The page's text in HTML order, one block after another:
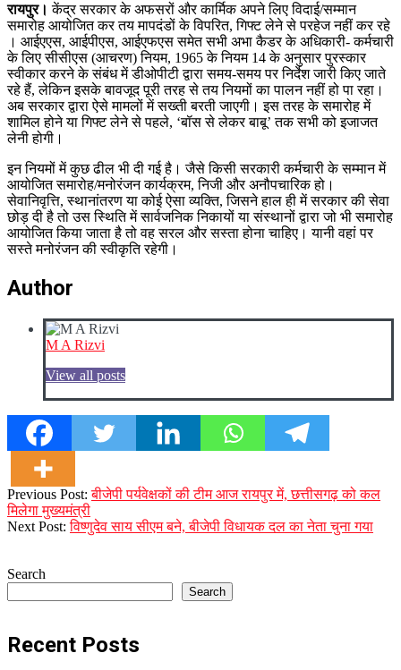
रायपुर। केंद्र सरकार के अफसरों और कार्मिक अपने लिए विदाई/सम्मान
समारोह आयोजित कर तय मापदंडों के विपरित, गिफ्ट लेने से परहेज नहीं कर रहे
। आईएएस, आईपीएस, आईएफएस समेत सभी अभा कैडर के अधिकारी- कर्मचारी
के लिए सीसीएस (आचरण) नियम, 1965 के नियम 14 के अनुसार पुरस्कार
स्वीकार करने के संबंध में डीओपीटी द्वारा समय-समय पर निर्देश जारी किए जाते
रहे हैं, लेकिन इसके बावजूद पूरी तरह से तय नियमों का पालन नहीं हो पा रहा।
अब सरकार द्वारा ऐसे मामलों में सख्ती बरती जाएगी। इस तरह के समारोह में
शामिल होने या गिफ्ट लेने से पहले, ‘बॉस से लेकर बाबू’ तक सभी को इजाजत
लेनी होगी।
इन नियमों में कुछ ढील भी दी गई है। जैसे किसी सरकारी कर्मचारी के सम्मान में
आयोजित समारोह/मनोरंजन कार्यक्रम, निजी और अनौपचारिक हो।
सेवानिवृत्ति, स्थानांतरण या कोई ऐसा व्यक्ति, जिसने हाल ही में सरकार की सेवा
छोड़ दी है तो उस स्थिति में सार्वजनिक निकायों या संस्थानों द्वारा जो भी समारोह
आयोजित किया जाता है तो वह सरल और सस्ता होना चाहिए। यानी वहां पर
सस्ते मनोरंजन की स्वीकृति रहेगी।
Author
M A Rizvi
View all posts
2023-
12-
09
Previous Post:बीजेपी पर्यवेक्षकों की टीम आज रायपुर में, छत्तीसगढ़ को कल
मिलेगा मुख्यमंत्री
Next Post:विष्णुदेव साय सीएम बने, बीजेपी विधायक दल का नेता चुना गया
Search
Search
Recent Posts